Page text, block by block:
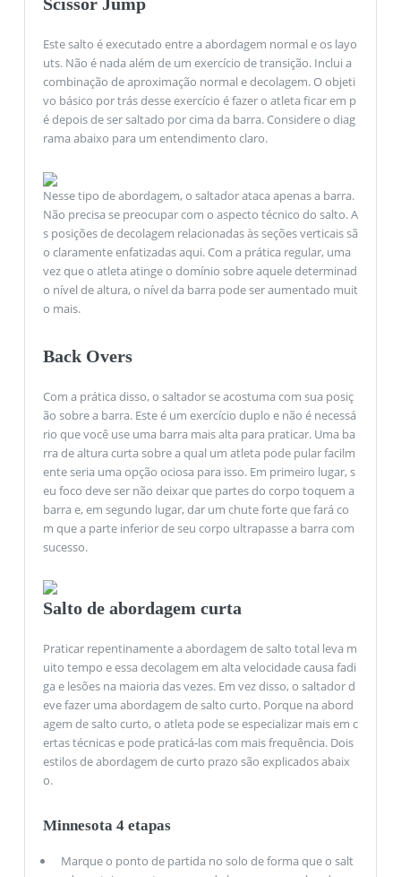
Scissor Jump
Este salto é executado entre a abordagem normal e os layo
uts. Não é nada além de um exercício de transição. Inclui a
combinação de aproximação normal e decolagem. O objeti
vo básico por trás desse exercício é fazer o atleta ficar em p
é depois de ser saltado por cima da barra. Considere o diag
rama abaixo para um entendimento claro.
Nesse tipo de abordagem, o saltador ataca apenas a barra.
Não precisa se preocupar com o aspecto técnico do salto. A
s posições de decolagem relacionadas às seções verticais sã
o claramente enfatizadas aqui. Com a prática regular, uma
vez que o atleta atinge o domínio sobre aquele determinad
o nível de altura, o nível da barra pode ser aumentado muit
o mais.
Back Overs
Com a prática disso, o saltador se acostuma com sua posiç
ão sobre a barra. Este é um exercício duplo e não é necessá
rio que você use uma barra mais alta para praticar. Uma ba
rra de altura curta sobre a qual um atleta pode pular facilm
ente seria uma opção ociosa para isso. Em primeiro lugar, s
eu foco deve ser não deixar que partes do corpo toquem a
barra e, em segundo lugar, dar um chute forte que fará co
m que a parte inferior de seu corpo ultrapasse a barra com
sucesso.
Salto de abordagem curta
Praticar repentinamente a abordagem de salto total leva m
uito tempo e essa decolagem em alta velocidade causa fadi
ga e lesões na maioria das vezes. Em vez disso, o saltador d
eve fazer uma abordagem de salto curto. Porque na abord
agem de salto curto, o atleta pode se especializar mais em c
ertas técnicas e pode praticá-las com mais frequência. Dois
estilos de abordagem de curto prazo são explicados abaix
o.
Minnesota 4 etapas
Marque o ponto de partida no solo de forma que o salt